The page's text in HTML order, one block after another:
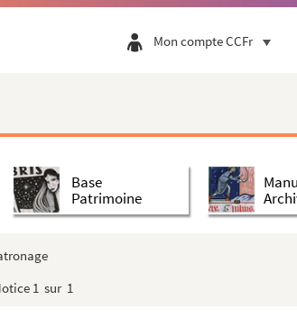
Mon compte CCFr
Base
Patrimoine
1 sur 1
et autres t...
Cadenet
de Carpentras ou Mon...